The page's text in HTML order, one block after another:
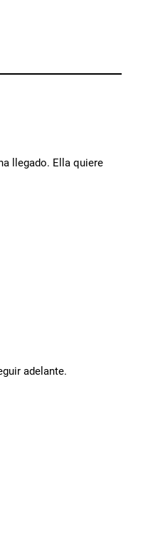
llegado. Ella quiere
adelante.